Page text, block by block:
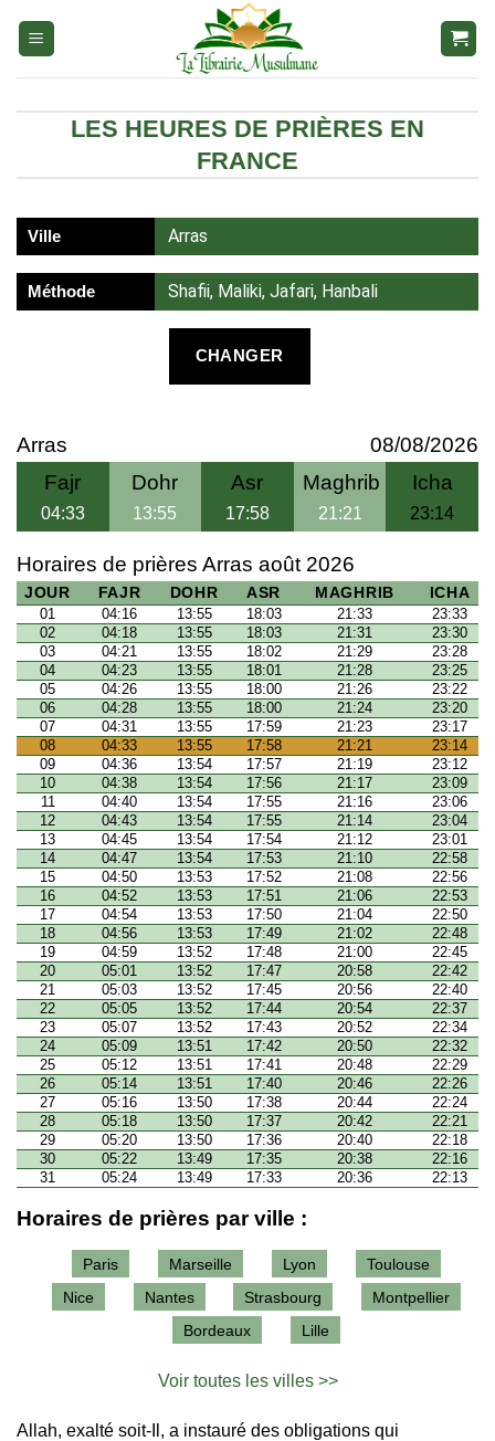
LES HEURES DE PRIÈRES EN
FRANCE
Ville Arras
Méthode Shafii, Maliki, Jafari, Hanbali
CHANGER
Arras
08/08/2026
Fajr
04:33
Dohr
13:55
Asr
17:58
Maghrib
21:21
Icha
23:14
Horaires de prières Arras août 2026
JOUR FAJR DOHR ASR MAGHRIB ICHA
01 04:16 13:55 18:03 21:33
23:33
02
04:18 13:55 18:03 21:31
23:30
03
04:21 13:55 18:02 21:29
23:28
04
04:23 13:55 18:01 21:28
23:25
05
04:26 13:55 18:00 21:26
23:22
06
04:28 13:55 18:00 21:24
23:20
07
04:31 13:55 17:59 21:23
23:17
08
04:33 13:55 17:58 21:21
23:14
09
04:36 13:54 17:57 21:19
23:12
10
04:38 13:54 17:56 21:17
23:09
11
04:40 13:54 17:55 21:16
23:06
12
04:43 13:54 17:55 21:14
23:04
13
04:45 13:54 17:54 21:12
23:01
14
04:47 13:54 17:53 21:10
22:58
15
04:50 13:53 17:52 21:08
22:56
16
04:52 13:53 17:51 21:06
22:53
17
04:54 13:53 17:50 21:04
22:50
18
04:56 13:53 17:49 21:02
22:48
19
04:59 13:52 17:48 21:00
22:45
20
05:01 13:52 17:47 20:58
22:42
21
05:03 13:52 17:45 20:56
22:40
22
05:05 13:52 17:44 20:54
22:37
23
05:07 13:52 17:43 20:52
22:34
24
05:09 13:51 17:42 20:50
22:32
25
05:12 13:51 17:41 20:48
22:29
26
05:14 13:51 17:40 20:46
22:26
27
05:16 13:50 17:38 20:44
22:24
28
05:18 13:50 17:37 20:42
22:21
29
05:20 13:50 17:36 20:40
22:18
30
05:22 13:49 17:35 20:38
22:16
31
05:24 13:49 17:33 20:36 22:13
Horaires de prières par ville :
Paris Marseille Lyon
Toulouse
Nice
Nantes Strasbourg
Montpellier
Bordeaux
Lille
Voir toutes les villes >>
Allah, exalté soit-Il, a instauré des obligations qui